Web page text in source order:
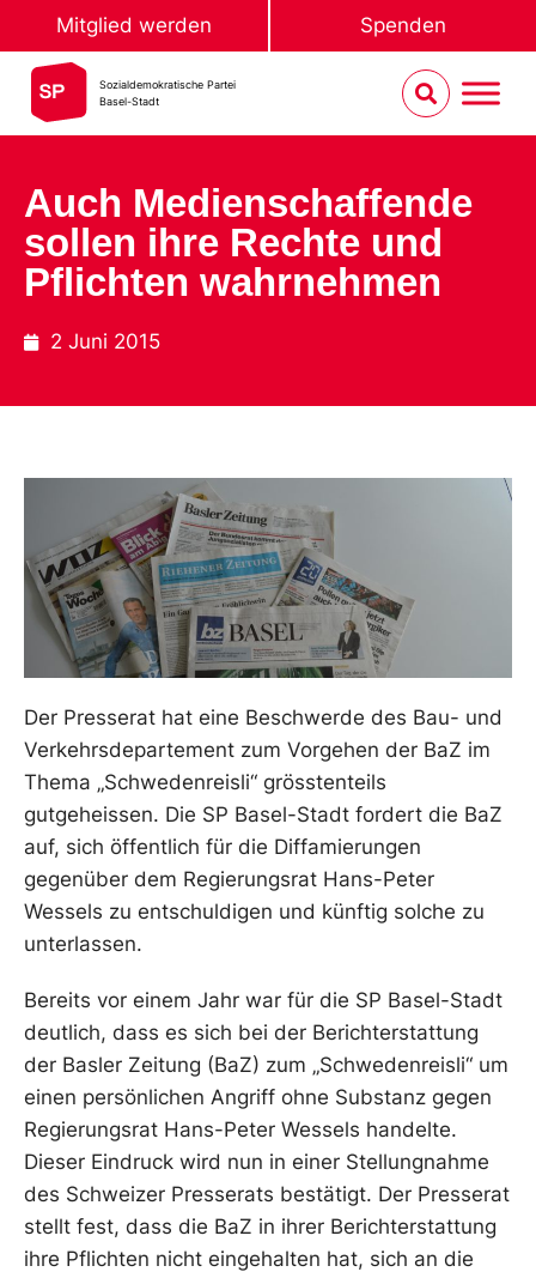
Mitglied werden Spenden
Sozialdemokratische Partei
Basel-Stadt
Auch Medienschaffende
sollen ihre Rechte und
Pflichten wahrnehmen
2 Juni 2015
Der Presserat hat eine Beschwerde des Bau- und
Verkehrsdepartement zum Vorgehen der BaZ im
Thema „Schwedenreisli“ grösstenteils
gutgeheissen. Die SP Basel-Stadt fordert die BaZ
auf, sich öffentlich für die Diffamierungen
gegenüber dem Regierungsrat Hans-Peter
Wessels zu entschuldigen und künftig solche zu
unterlassen.
Bereits vor einem Jahr war für die SP Basel-Stadt
deutlich, dass es sich bei der Berichterstattung
der Basler Zeitung (BaZ) zum „Schwedenreisli“ um
einen persönlichen Angriff ohne Substanz gegen
Regierungsrat Hans-Peter Wessels handelte.
Dieser Eindruck wird nun in einer Stellungnahme
des Schweizer Presserats bestätigt. Der Presserat
stellt fest, dass die BaZ in ihrer Berichterstattung
ihre Pflichten nicht eingehalten hat, sich an die